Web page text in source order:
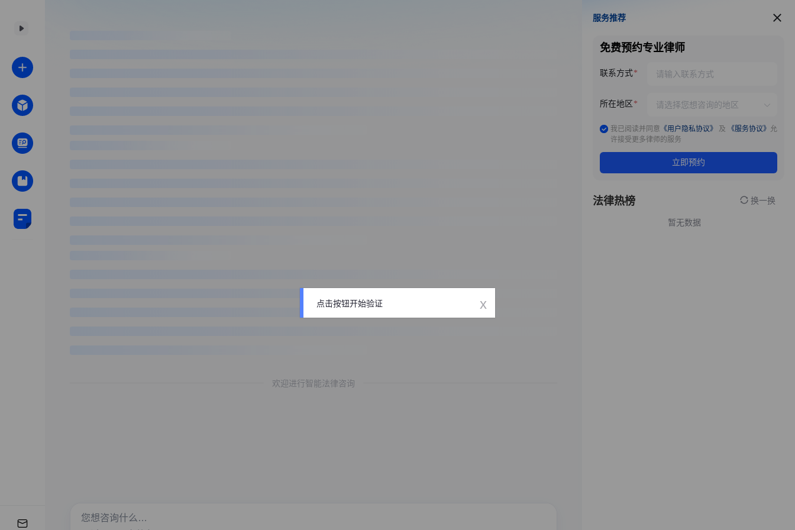
欢迎进行智能法律咨询
服务推荐
服务推荐
免费预约专业律师
联系方式
所在地区
我已阅读并同意 《用户隐私协议》 及 《服务协议》 允
许接受更多律师的服务
立即预约
法律热榜 换一换
暂无数据
点击按钮开始验证 x